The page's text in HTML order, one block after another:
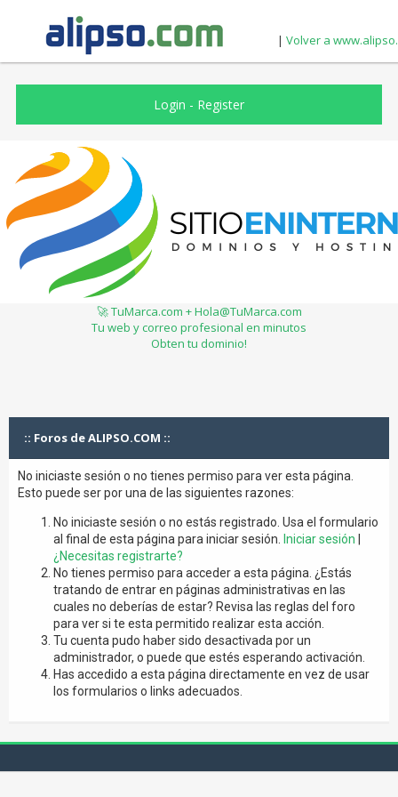
| Volver a
Login - Register
🚀 TuMarca.com + Hola@TuMarca.com
Tu web y correo profesional en minutos
Obten tu dominio!
:: Foros de ALIPSO.COM ::
No iniciaste sesión o no tienes permiso para ver esta página.
Esto puede ser por una de las siguientes razones:
No iniciaste sesión o no estás registrado. Usa el formulario
al final de esta página para iniciar sesión.
Iniciar sesión
¿Necesitas registrarte?
No tienes permiso para acceder a esta página. ¿Estás
tratando de entrar en páginas administrativas en las
cuales no deberías de estar? Revisa las reglas del foro
para ver si te esta permitido realizar esta acción.
Tu cuenta pudo haber sido desactivada por un
administrador, o puede que estés esperando activación.
Has accedido a esta página directamente en vez de usar
los formularios o links adecuados.